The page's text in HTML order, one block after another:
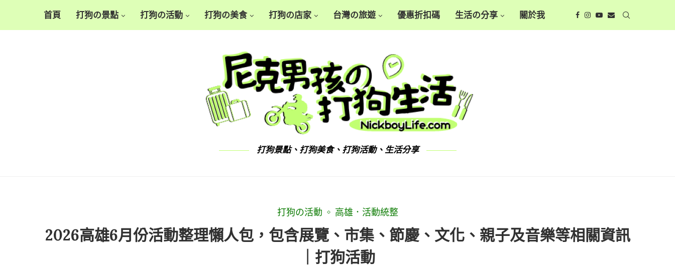
首頁 打狗の景點 打狗の活動 打狗の美食 打狗の店家 台灣の旅遊 優惠折扣碼 生活の分享 關於我
打狗景點、打狗美食、打狗活動、生活分享
打狗の活動 高雄．活動統整
2026高雄6月份活動整理懶人包，包含展覽、市集、節慶、文化、親子及音樂等相關資訊
｜打狗活動